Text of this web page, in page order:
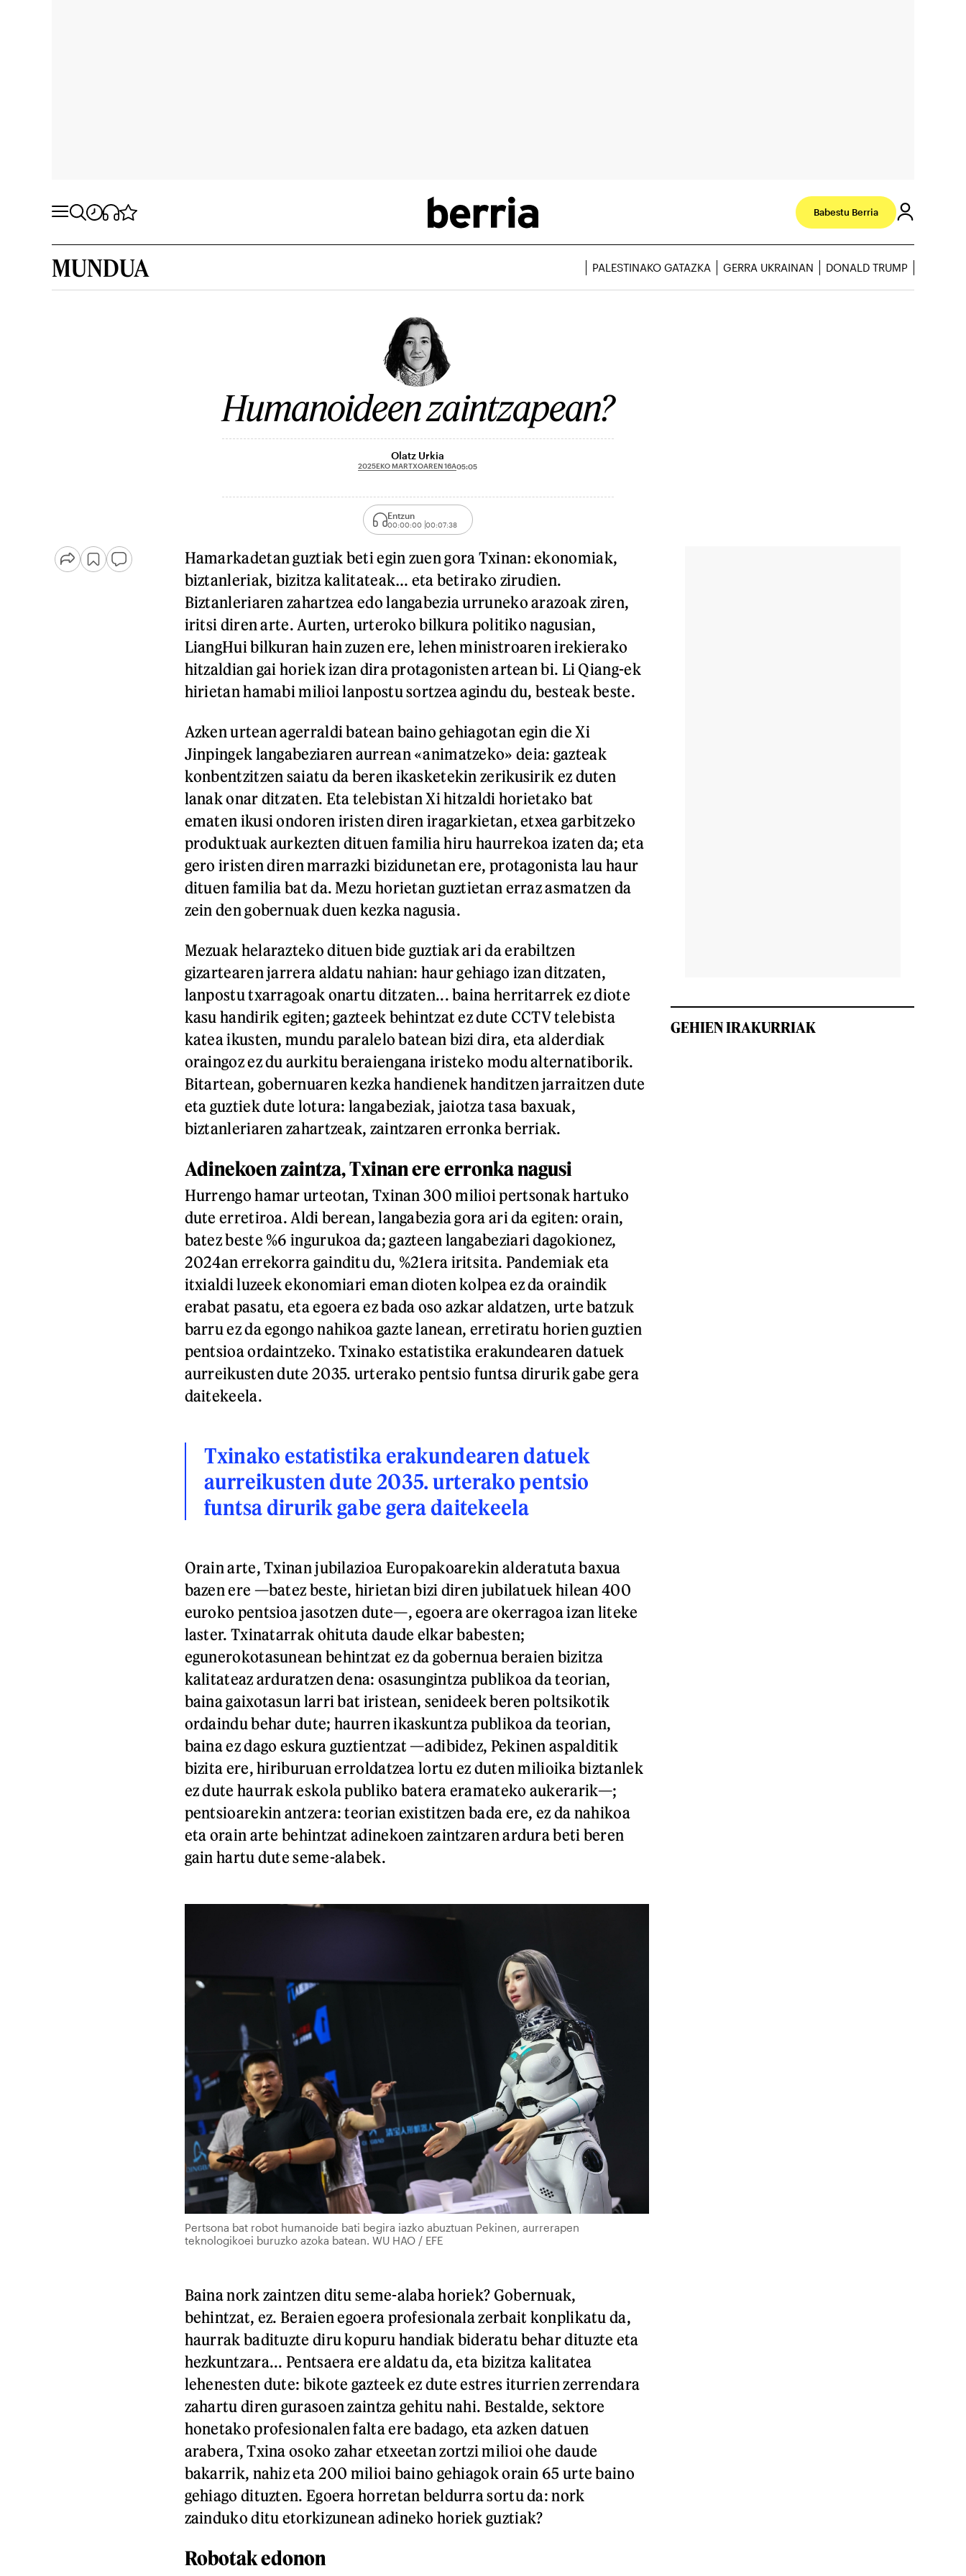
Babestu Berria
MUNDUA PALESTINAKO GATAZKA GERRA UKRAINAN DONALD TRUMP
Humanoideen zaintzapean?
Olatz Urkia
2025EKO MARTXOAREN 16A05:05
Entzun
00:00:00 00:07:38
Hamarkadetan guztiak beti egin zuen gora Txinan: ekonomiak,
biztanleriak, bizitza kalitateak… eta betirako zirudien.
Biztanleriaren zahartzea edo langabezia urruneko arazoak ziren,
iritsi diren arte. Aurten, urteroko bilkura politiko nagusian,
LiangHui bilkuran hain zuzen ere, lehen ministroaren irekierako
hitzaldian gai horiek izan dira protagonisten artean bi. Li Qiang-ek
hirietan hamabi milioi lanpostu sortzea agindu du, besteak beste.
Azken urtean agerraldi batean baino gehiagotan egin die Xi
Jinpingek langabeziaren aurrean «animatzeko» deia: gazteak
konbentzitzen saiatu da beren ikasketekin zerikusirik ez duten
lanak onar ditzaten. Eta telebistan Xi hitzaldi horietako bat
ematen ikusi ondoren iristen diren iragarkietan, etxea garbitzeko
produktuak aurkezten dituen familia hiru haurrekoa izaten da; eta
gero iristen diren marrazki bizidunetan ere, protagonista lau haur
dituen familia bat da. Mezu horietan guztietan erraz asmatzen da
zein den gobernuak duen kezka nagusia.
Mezuak helarazteko dituen bide guztiak ari da erabiltzen
gizartearen jarrera aldatu nahian: haur gehiago izan ditzaten,
lanpostu txarragoak onartu ditzaten... baina herritarrek ez diote
kasu handirik egiten; gazteek behintzat ez dute CCTV telebista
katea ikusten, mundu paralelo batean bizi dira, eta alderdiak
oraingoz ez du aurkitu beraiengana iristeko modu alternatiborik.
Bitartean, gobernuaren kezka handienek handitzen jarraitzen dute
eta guztiek dute lotura: langabeziak, jaiotza tasa baxuak,
biztanleriaren zahartzeak, zaintzaren erronka berriak.
Adinekoen zaintza, Txinan ere erronka nagusi
Hurrengo hamar urteotan, Txinan 300 milioi pertsonak hartuko
dute erretiroa. Aldi berean, langabezia gora ari da egiten: orain,
batez beste %6 ingurukoa da; gazteen langabeziari dagokionez,
2024an errekorra gainditu du, %21era iritsita. Pandemiak eta
itxialdi luzeek ekonomiari eman dioten kolpea ez da oraindik
erabat pasatu, eta egoera ez bada oso azkar aldatzen, urte batzuk
barru ez da egongo nahikoa gazte lanean, erretiratu horien guztien
pentsioa ordaintzeko. Txinako estatistika erakundearen datuek
aurreikusten dute 2035. urterako pentsio funtsa dirurik gabe gera
daitekeela.
Txinako estatistika erakundearen datuek
aurreikusten dute 2035. urterako pentsio
funtsa dirurik gabe gera daitekeela
Orain arte, Txinan jubilazioa Europakoarekin alderatuta baxua
bazen ere —batez beste, hirietan bizi diren jubilatuek hilean 400
euroko pentsioa jasotzen dute—, egoera are okerragoa izan liteke
laster. Txinatarrak ohituta daude elkar babesten;
egunerokotasunean behintzat ez da gobernua beraien bizitza
kalitateaz arduratzen dena: osasungintza publikoa da teorian,
baina gaixotasun larri bat iristean, senideek beren poltsikotik
ordaindu behar dute; haurren ikaskuntza publikoa da teorian,
baina ez dago eskura guztientzat —adibidez, Pekinen aspalditik
bizita ere, hiriburuan erroldatzea lortu ez duten milioika biztanlek
ez dute haurrak eskola publiko batera eramateko aukerarik—;
pentsioarekin antzera: teorian existitzen bada ere, ez da nahikoa
eta orain arte behintzat adinekoen zaintzaren ardura beti beren
gain hartu dute seme-alabek.
Pertsona bat robot humanoide bati begira iazko abuztuan Pekinen, aurrerapen
teknologikoei buruzko azoka batean. WU HAO / EFE
Baina nork zaintzen ditu seme-alaba horiek? Gobernuak,
behintzat, ez. Beraien egoera profesionala zerbait konplikatu da,
haurrak badituzte diru kopuru handiak bideratu behar dituzte eta
hezkuntzara... Pentsaera ere aldatu da, eta bizitza kalitatea
lehenesten dute: bikote gazteek ez dute estres iturrien zerrendara
zahartu diren gurasoen zaintza gehitu nahi. Bestalde, sektore
honetako profesionalen falta ere badago, eta azken datuen
arabera, Txina osoko zahar etxeetan zortzi milioi ohe daude
bakarrik, nahiz eta 200 milioi baino gehiagok orain 65 urte baino
gehiago dituzten. Egoera horretan beldurra sortu da: nork
zainduko ditu etorkizunean adineko horiek guztiak?
Robotak edonon
GEHIEN IRAKURRIAK